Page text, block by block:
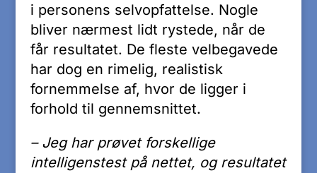
i personens selvopfattelse. Nogle
bliver nærmest lidt rystede, når de
får resultatet. De fleste velbegavede
har dog en rimelig, realistisk
fornemmelse af, hvor de ligger i
forhold til gennemsnittet.
– Jeg har prøvet forskellige
intelligenstest på nettet, og resultatet